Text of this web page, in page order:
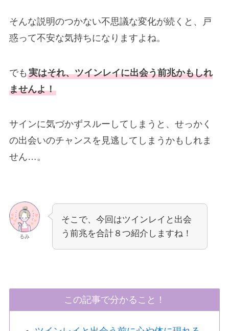
そんな説明のつかない不思議な変化が続くと、戸
惑って不安な気持ちになりますよね。
でも 実はそれ、ツインレイに出会う前兆かもしれ
ませんよ！
サインに気づかずスルーしてしまうと、せっかく
の出会いのチャンスを見逃してしまうかもしれま
せん…。
るみ
そこで、今回はツインレイと出会
う前兆を合計８つ紹介しますね！
この記事で分かること！